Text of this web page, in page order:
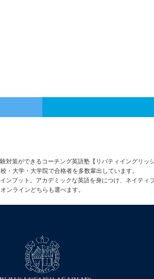
対策ができるコーチング英語塾【リバティイングリッ
・大学・大学院で合格者を多数輩出しています。
プット。アカデミックな英語を身につけ、ネイティ
オンラインどちらも選べます。